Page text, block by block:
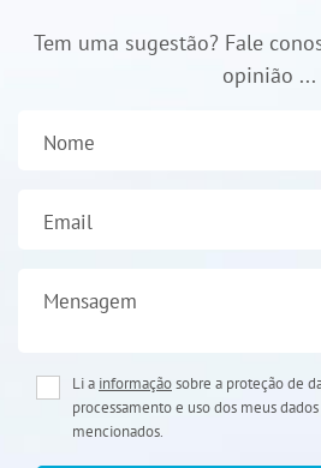
Tem uma sugestão? Fale
opinião ...
Nome
Email
Mensagem
Li a informaçãosobre a proteção de
processamento e uso dos meus
mencionados.